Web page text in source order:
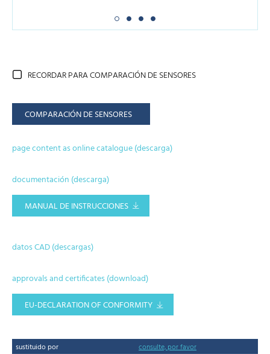
RECORDAR PARA COMPARACIÓN DE SENSORES
COMPARACIÓN DE SENSORES
page content as online catalogue (descarga)
documentación (descarga)
MANUAL DE INSTRUCCIONES
datos CAD (descargas)
approvals and certificates (download)
EU-DECLARATION OF CONFORMITY
sustituido por
consulte, por favor